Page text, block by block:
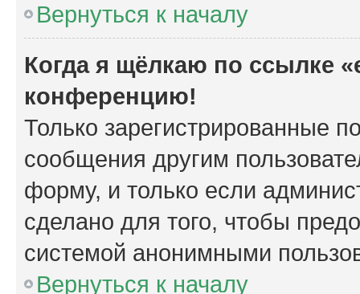
Вернуться к началу
Когда я щёлкаю по ссылке
конференцию!
Только зарегистрированные
сообщения другим
форму, и только если
сделано для того, чтобы
системой анонимными
Вернуться к началу